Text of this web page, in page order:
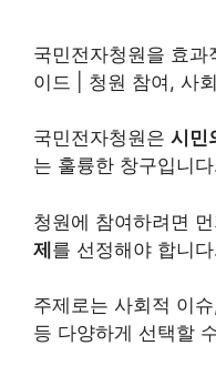
국민전자청원을 효
이드 | 청원 참여, 사
국민전자청원은 시민
는 훌륭한 창구입니
청원에 참여하려면
제를 선정해야 합니
주제로는 사회적 이
등 다양하게 선택할